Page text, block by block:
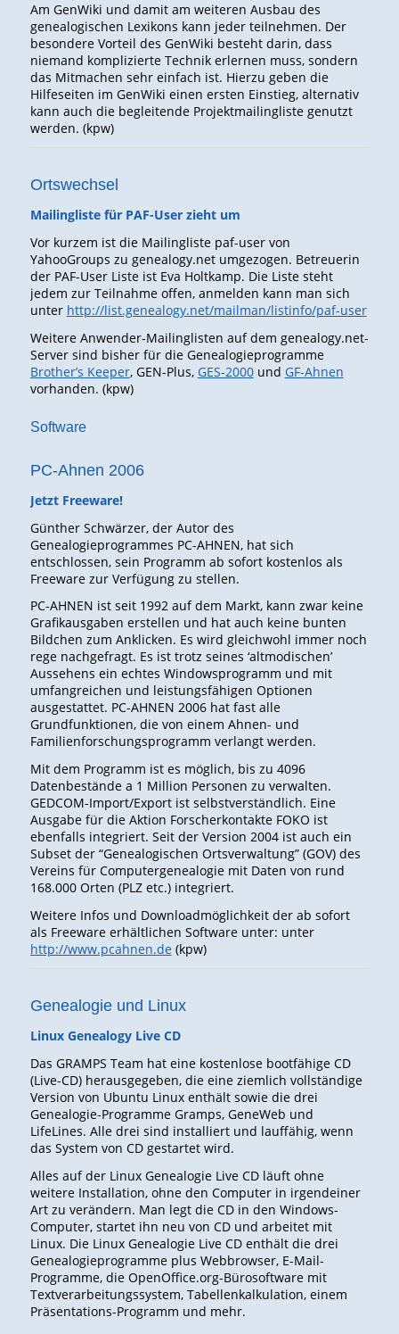
Am GenWiki und damit am weiteren Ausbau des
genealogischen Lexikons kann jeder teilnehmen. Der
besondere Vorteil des GenWiki besteht darin, dass
niemand komplizierte Technik erlernen muss, sondern
das Mitmachen sehr einfach ist. Hierzu geben die
Hilfeseiten im GenWiki einen ersten Einstieg, alternativ
kann auch die begleitende Projektmailingliste genutzt
werden. (kpw)
Ortswechsel
Mailingliste für PAF-User zieht um
Vor kurzem ist die Mailingliste paf-user von
YahooGroups zu genealogy.net umgezogen. Betreuerin
der PAF-User Liste ist Eva Holtkamp. Die Liste steht
jedem zur Teilnahme offen, anmelden kann man sich
unter http://list.genealogy.net/mailman/listinfo/paf-user
Weitere Anwender-Mailinglisten auf dem genealogy.net-
Server sind bisher für die Genealogieprogramme
Brother’s Keeper, GEN-Plus, GES-2000und GF-Ahnen
vorhanden. (kpw)
Software
PC-Ahnen 2006
Jetzt Freeware!
Günther Schwärzer, der Autor des
Genealogieprogrammes PC-AHNEN, hat sich
entschlossen, sein Programm ab sofort kostenlos als
Freeware zur Verfügung zu stellen.
PC-AHNEN ist seit 1992 auf dem Markt, kann zwar keine
Grafikausgaben erstellen und hat auch keine bunten
Bildchen zum Anklicken. Es wird gleichwohl immer noch
rege nachgefragt. Es ist trotz seines ‘altmodischen’
Aussehens ein echtes Windowsprogramm und mit
umfangreichen und leistungsfähigen Optionen
ausgestattet. PC-AHNEN 2006 hat fast alle
Grundfunktionen, die von einem Ahnen- und
Familienforschungsprogramm verlangt werden.
Mit dem Programm ist es möglich, bis zu 4096
Datenbestände a 1 Million Personen zu verwalten.
GEDCOM-Import/Export ist selbstverständlich. Eine
Ausgabe für die Aktion Forscherkontakte FOKO ist
ebenfalls integriert. Seit der Version 2004 ist auch ein
Subset der “Genealogischen Ortsverwaltung” (GOV) des
Vereins für Computergenealogie mit Daten von rund
168.000 Orten (PLZ etc.) integriert.
Weitere Infos und Downloadmöglichkeit der ab sofort
als Freeware erhältlichen Software unter: unter
http://www.pcahnen.de (kpw)
Genealogie und Linux
Linux Genealogy Live CD
Das GRAMPS Team hat eine kostenlose bootfähige CD
(Live-CD) herausgegeben, die eine ziemlich vollständige
Version von Ubuntu Linux enthält sowie die drei
Genealogie-Programme Gramps, GeneWeb und
LifeLines. Alle drei sind installiert und lauffähig, wenn
das System von CD gestartet wird.
Alles auf der Linux Genealogie Live CDläuft ohne
weitere Installation, ohne den Computer in irgendeiner
Art zu verändern. Man legt die CD in den Windows-
Computer, startet ihn neu von CD und arbeitet mit
Linux. Die Linux Genealogie Live CDenthält die drei
Genealogieprogramme plus Webbrowser, E-Mail-
Programme, die OpenOffice.org-Bürosoftware mit
Textverarbeitungssystem, Tabellenkalkulation, einem
Präsentations-Programm und mehr.